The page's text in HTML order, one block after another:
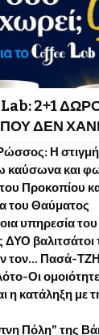
2+1
ΔΕΝ
Η
καύσωνα και
Προκοπίου
του Θαύματος
υπηρεσία
βαλιτσάτοι
τον… Πασά-
Οι ομοιότητες
η κατάληξη με
Πόλη” της